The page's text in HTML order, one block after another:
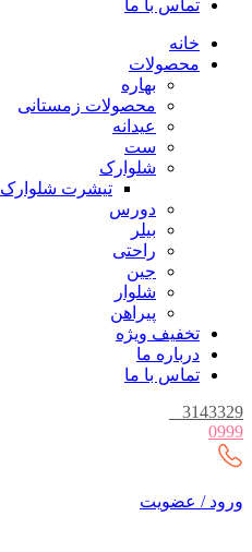
تماس با ما
خانه
محصولات
بهاره
محصولات زمستانی
عیدانه
ست
شلوارک
تیشرت شلوارک
دورس
بیلر
راحتی
جین
شلوار
پیراهن
تخفیف ویژه
درباره ما
تماس با ما
3143329
0999
ورود / عضویت